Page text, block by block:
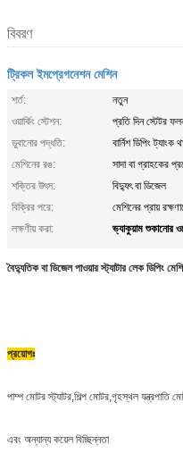
বিবরণ
ট্রিকল ইমপ্রেগনেশন মেশিন
শর্ত:
নতুন
ওয়ার্কিং স্টেশন:
প্রতি দিন স্টেটর
ডুবানোর পদ্ধতি:
বার্নিশ ডিপিং ট্যাংক
মেশিনের রঙ:
সাদা বা গ্রাহকের
শক্তির উৎস:
বিদ্যুৎ বা ডিজেল
বিক্রির পরে:
মেশিনের প্রায়
লক্ষণীয় করা:
ভ্যাকুয়াম শুকানোর
বৈদ্যুতিক বা ডিজেল পাওয়ার স্ট্যাটার লেক ডিপিং
প্রয়োগঃ
পাম্প মোটর স্ট্যাটর,শিল্প মোটর,গৃহস্থল যন্ত্রপাতি
এবং অন্যান্য কয়েল বিচ্ছিন্নতা